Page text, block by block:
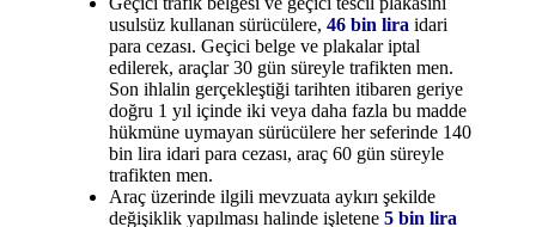
usulsüz kullanan sürücülere,46 bin lira idari
para cezası. Geçici belge ve plakalar iptal
edilerek, araçlar 30 gün süreyle trafikten men.
Son ihlalin gerçekleştiği tarihten itibaren geriye
doğru 1 yıl içinde iki veya daha fazla bu madde
hükmüne uymayan sürücülere her seferinde 140
bin lira idari para cezası, araç 60 gün süreyle
trafikten men.
Araç üzerinde ilgili mevzuata aykırı şekilde
değişiklik yapılması halinde işletene5 bin lira